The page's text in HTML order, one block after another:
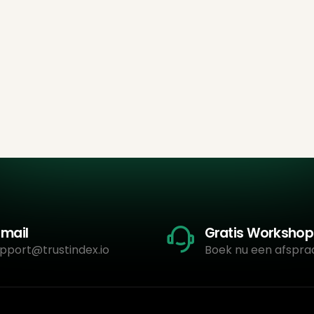
Gratis Workshop
Boek nu een